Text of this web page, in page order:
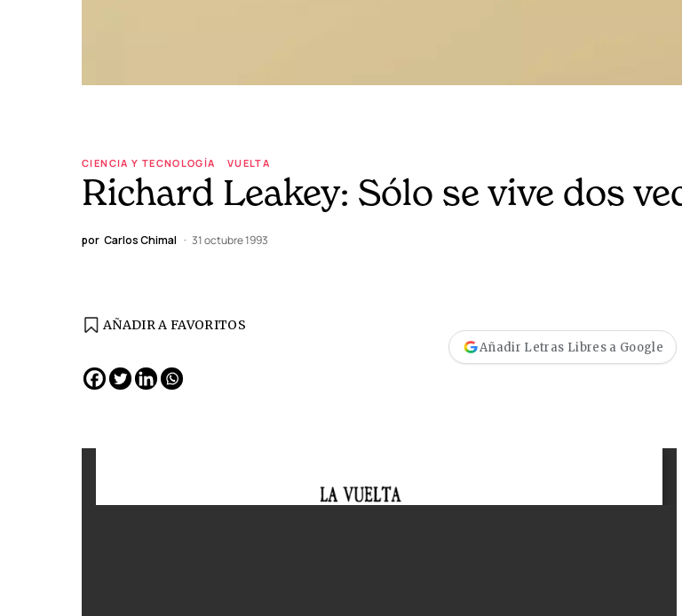
CIENCIA Y TECNOLOGÍA VUELTA
Richard Leakey: Sólo se vive dos
por Carlos Chimal 31 octubre 1993
AÑADIR A FAVORITOS
Añadir Letras Libres a Google